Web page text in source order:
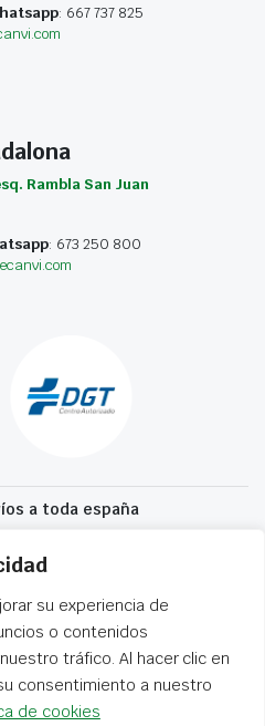
su experiencia de
o contenidos
tráfico. Al hacer clic en
consentimiento a nuestro
de cookies
: 667 737 825
Rambla San Juan
: 673 250 800
a toda españa
en 24-72 horas
generales·Declaración de